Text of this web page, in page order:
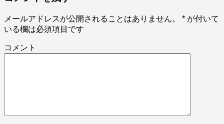
メールアドレスが公開されることはありません。 * が付いて
いる欄は必須項目です
コメント